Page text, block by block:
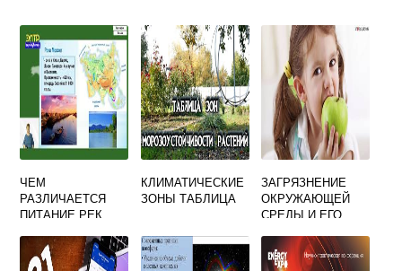
ЧЕМ
РАЗЛИЧАЕТСЯ
ПИТАНИЕ РЕК
КЛИМАТИЧЕСКОГ
О ПОЯСА И
КЛИМАТИЧЕСКИЕ
ЗОНЫ ТАБЛИЦА
ЗАГРЯЗНЕНИЕ
ОКРУЖАЮЩЕЙ
СРЕДЫ И ЕГО
ЗДОРОВЬЕ
ЧЕЛОВЕКА